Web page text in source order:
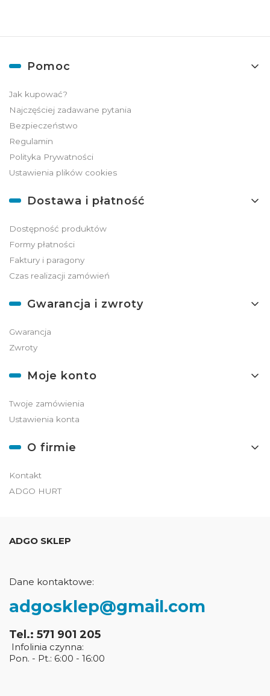
Linki w stopce
Pomoc
Jak kupować?
Najczęściej zadawane pytania
Bezpieczeństwo
Regulamin
Polityka Prywatności
Ustawienia plików cookies
Dostawa i płatność
Dostępność produktów
Formy płatności
Faktury i paragony
Czas realizacji zamówień
Gwarancja i zwroty
Gwarancja
Zwroty
Moje konto
Twoje zamówienia
Ustawienia konta
O firmie
Kontakt
ADGO HURT
ADGO SKLEP
Dane kontaktowe:
adgosklep@gmail.com
Tel.: 571 901 205
Infolinia czynna:
Pon. - Pt.: 6:00 - 16:00